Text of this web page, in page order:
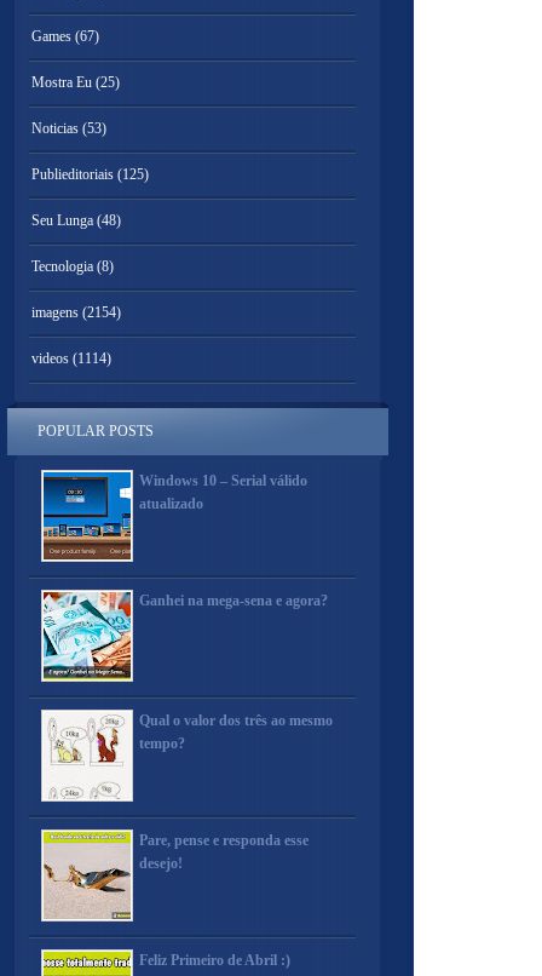
Games (67)
Mostra Eu (25)
Noticias (53)
Publieditoriais (125)
Seu Lunga (48)
Tecnologia (8)
imagens (2154)
videos (1114)
POPULAR POSTS
Windows 10 – Serial válido
atualizado
Ganhei na mega-sena e agora?
Qual o valor dos três ao mesmo
tempo?
Pare, pense e responda esse
desejo!
Feliz Primeiro de Abril :)